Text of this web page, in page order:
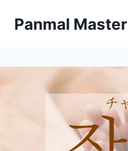
ッ
Panmal Master